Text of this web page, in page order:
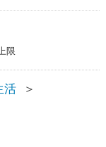
限
活
＞